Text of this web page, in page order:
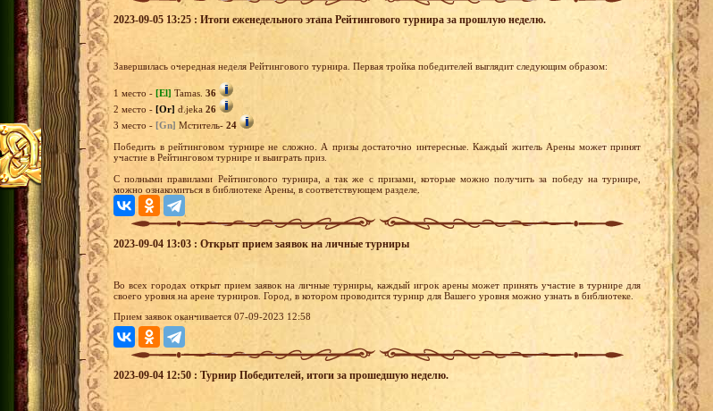
2023-09-05 13:25 : Итоги еженедельного этапа Рейтингового турнира за прошлую неделю.
Завершилась очередная неделя Рейтингового турнира. Первая тройка победителей выглядит следующим образом:
1 место - [El] Tamas. 36
2 место - [Or] d.jeka 26
3 место - [Gn] Мститель- 24
Победить в рейтинговом турнире не сложно. А призы достаточно интересные. Каждый житель Арены может принят
участие в Рейтинговом турнире и выиграть приз.
С полными правилами Рейтингового турнира, а так же с призами, которые можно получить за победу на турнире,
можно ознакомиться в библиотеке Арены, в соответствующем разделе.
2023-09-04 13:03 : Открыт прием заявок на личные турниры
Во всех городах открыт прием заявок на личные турниры, каждый игрок арены может принять участие в турнире для
своего уровня на арене турниров. Город, в котором проводится турнир для Вашего уровня можно узнать в библиотеке.
Прием заявок оканчивается 07-09-2023 12:58
2023-09-04 12:50 : Турнир Победителей, итоги за прошедшую неделю.